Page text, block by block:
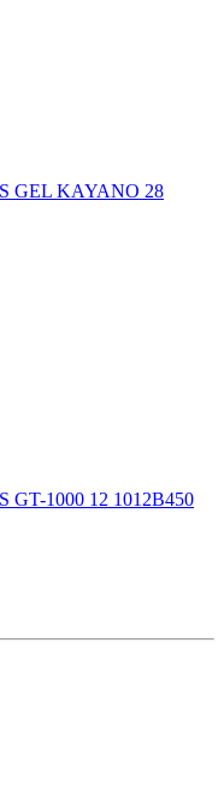
GEL KAYANO 28
GT-1000 12 1012B450